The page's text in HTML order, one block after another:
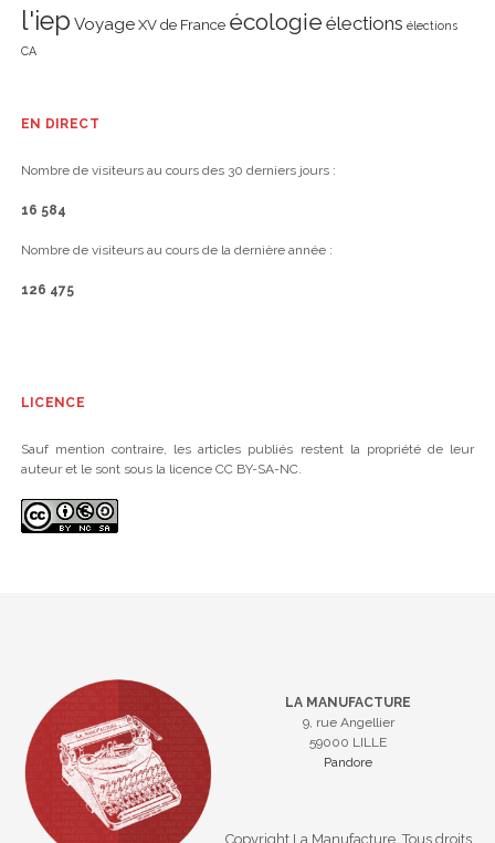
l'iep Voyage XV de France écologie élections élections
CA
EN DIRECT
Nombre de visiteurs au cours des 30 derniers jours :
16 584
Nombre de visiteurs au cours de la dernière année :
126 475
LICENCE
Sauf mention contraire, les articles publiés restent la propriété de leur
auteur et le sont sous la licence CC BY-SA-NC.
LA MANUFACTURE
9, rue Angellier
59000 LILLE
Pandore
Copyright La Manufacture. Tous droits